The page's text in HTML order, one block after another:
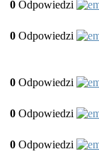
0 Odpowiedzi
0 Odpowiedzi
0 Odpowiedzi
0 Odpowiedzi
0 Odpowiedzi